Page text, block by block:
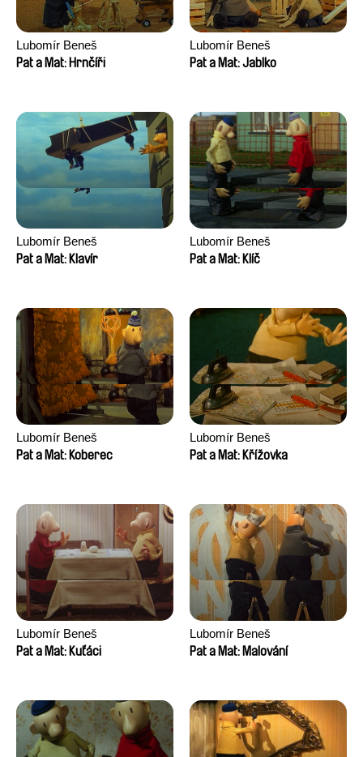
Lubomír Beneš
Pat a Mat: Hrnčíři
Lubomír Beneš
Pat a Mat: Jablko
Lubomír Beneš
Pat a Mat: Klavír
Lubomír Beneš
Pat a Mat: Klíč
Lubomír Beneš
Pat a Mat: Koberec
Lubomír Beneš
Pat a Mat: Křížovka
Lubomír Beneš
Pat a Mat: Kuťáci
Lubomír Beneš
Pat a Mat: Malování